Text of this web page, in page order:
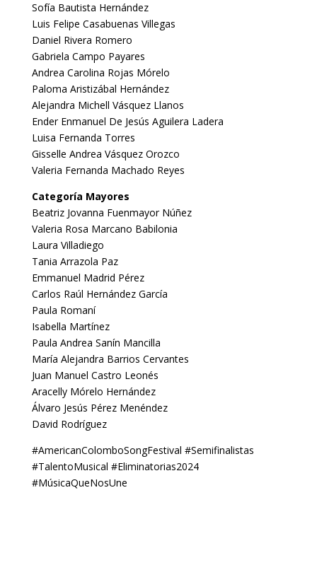
Sofía Bautista Hernández
Luis Felipe Casabuenas Villegas
Daniel Rivera Romero
Gabriela Campo Payares
Andrea Carolina Rojas Mórelo
Paloma Aristizábal Hernández
Alejandra Michell Vásquez Llanos
Ender Enmanuel De Jesús Aguilera Ladera
Luisa Fernanda Torres
Gisselle Andrea Vásquez Orozco
Valeria Fernanda Machado Reyes
Categoría Mayores
Beatriz Jovanna Fuenmayor Núñez
Valeria Rosa Marcano Babilonia
Laura Villadiego
Tania Arrazola Paz
Emmanuel Madrid Pérez
Carlos Raúl Hernández García
Paula Romaní
Isabella Martínez
Paula Andrea Sanín Mancilla
María Alejandra Barrios Cervantes
Juan Manuel Castro Leonés
Aracelly Mórelo Hernández
Álvaro Jesús Pérez Menéndez
David Rodríguez
#AmericanColomboSongFestival #Semifinalistas
#TalentoMusical #Eliminatorias2024
#MúsicaQueNosUne